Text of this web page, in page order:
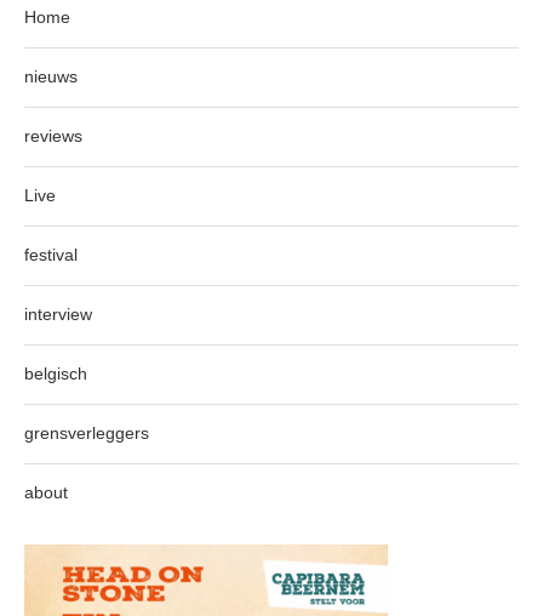
Home
nieuws
reviews
Live
festival
interview
belgisch
grensverleggers
about